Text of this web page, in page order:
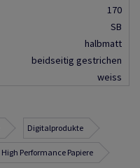
170
SB
halbmatt
beidseitig gestrichen
weiss
Digitalprodukte
High Performance Papiere